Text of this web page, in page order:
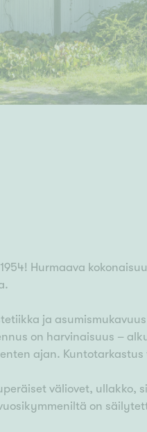
Hurmaava
ja
on harvinaisuus –
ajan.
väliovet, ullakko,
on